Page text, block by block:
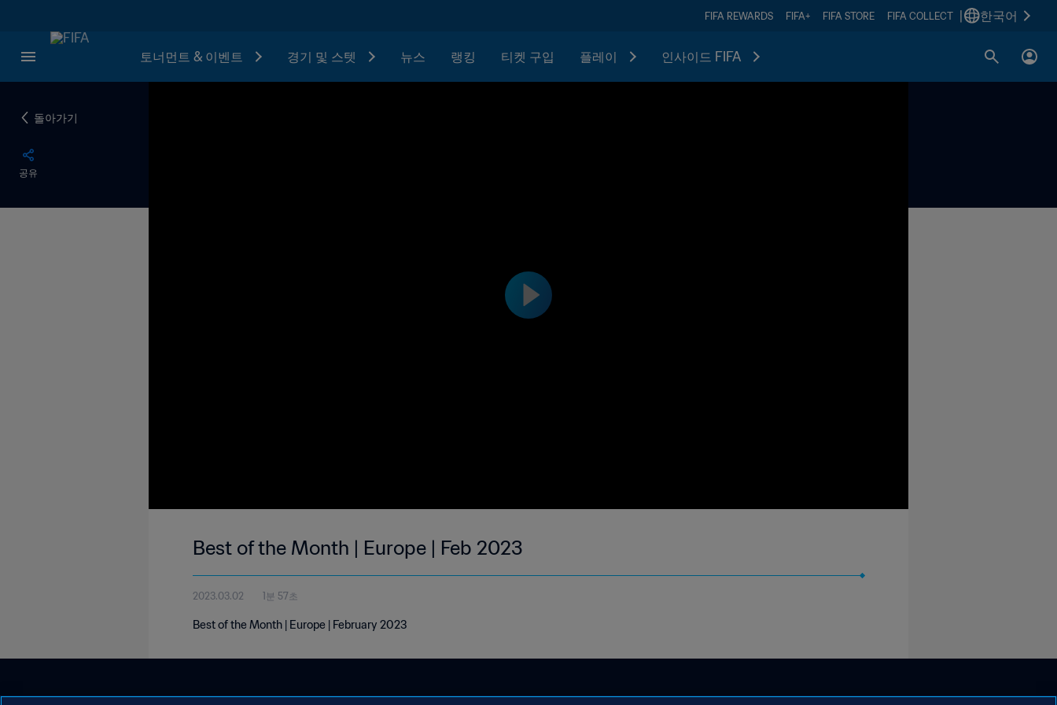
FIFA REWARDS FIFA+ FIFA STORE FIFA COLLECT 한국어
토너먼트 & 이벤트 경기 및 스텟 뉴스 랭킹 티켓 구입 플레이 인사이드 FIFA
돌아가기
공유
Best of the Month | Europe | Feb 2023
2023.03.02 1분 57초
Best of the Month | Europe | February 2023